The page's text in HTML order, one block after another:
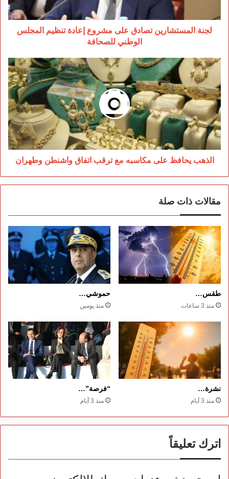
المجلس
الوطني
للصحافة
لجنة المستشارين تصادق على مشروع إعادة تنظيم المجلس
الوطني للصحافة
الذهب
يحافظ
على
مكاسبه
مع
ترقب
اتفاق
واشنطن
وطهران
الذهب يحافظ على مكاسبه مع ترقب اتفاق واشنطن وطهران
مقالات ذات صلة
طقس…
منذ 3 ساعات
حموشي…
منذ يومين
نشرة…
منذ 3 أيام
“فرصة”…
منذ 3 أيام
اترك تعليقاً